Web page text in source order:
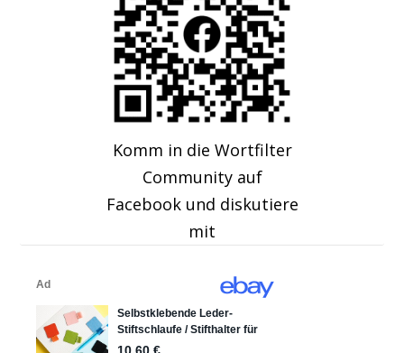
Komm in die Wortfilter
Community auf
Facebook und diskutiere
mit